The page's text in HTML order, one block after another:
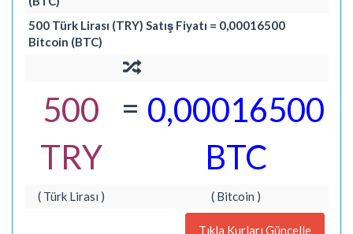
500 Türk Lirası (TRY) Satış Fiyatı = 0,00016500
Bitcoin (BTC)
500
TRY
= 0,00016500
BTC
( Türk Lirası ) ( Bitcoin )
Tıkla Kurları Güncelle